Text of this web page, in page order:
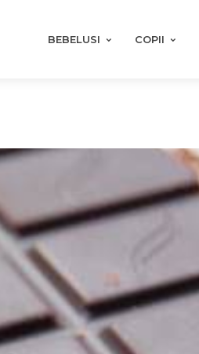
BEBELUSI COPII